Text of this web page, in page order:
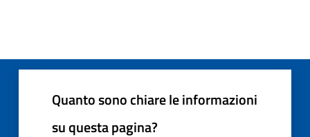
Quanto sono chiare le informazioni
su questa pagina?